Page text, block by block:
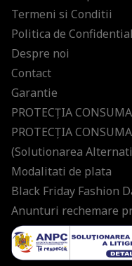
Termeni si Conditii
Politica de
Despre noi
Contact
Garantie
PROTECŢIA
PROTECŢIA
(Solutionarea
Modalitati de plata
Black Friday Fashion
Anunturi rechemare